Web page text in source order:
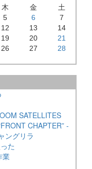
木 金
土
5 6
7
12 13
14
19 20
21
26 27
28
SATELLITES
CHAPTER” -
ングリラ
た
業